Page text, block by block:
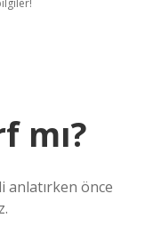
mı?
anlatırken önce